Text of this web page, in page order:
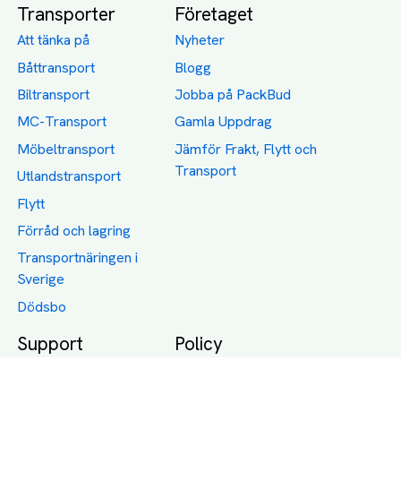
Transporter
Att tänka på
Båttransport
Biltransport
MC-Transport
Möbeltransport
Utlandstransport
Flytt
Förråd och lagring
Transportnäringen i
Sverige
Dödsbo
Företaget
Nyheter
Blogg
Jobba på PackBud
Gamla Uppdrag
Jämför Frakt, Flytt och
Transport
Support Policy